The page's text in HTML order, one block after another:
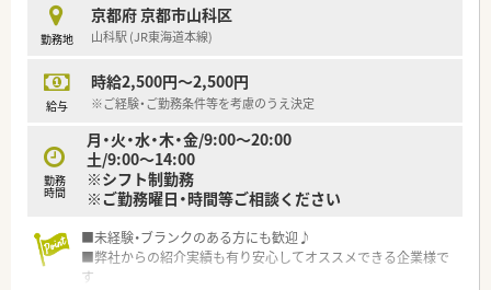
勤務地
京都府 京都市山科区
山科駅 (JR東海道本線)
給与
時給2,500円～2,500円
※ご経験・ご勤務条件等を考慮のうえ決定
勤務
時間
月・火・水・木・金/9:00～20:00
土/9:00～14:00
※シフト制勤務
※ご勤務曜日・時間等ご相談ください
■未経験・ブランクのある方にも歓迎♪
■弊社からの紹介実績も有り安心してオススメできる企業様で
す